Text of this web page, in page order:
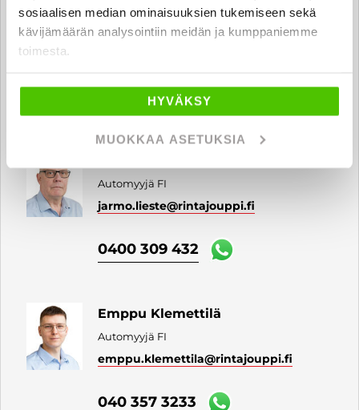
sosiaalisen median ominaisuuksien tukemiseen sekä
kävijämäärän analysointiin meidän ja kumppaniemme
toimesta.
HYVÄKSY
MUOKKAA ASETUKSIA
Automyyjä, hyötyajoneuvot FI
olli-pekka.lahdesmaki
040 711 9890
Automyyjä FI
jarmo.lieste@rintajouppi.fi
0400 309 432
Emppu Klemettilä
Automyyjä FI
emppu.klemettila@rintajouppi.fi
040 357 3233